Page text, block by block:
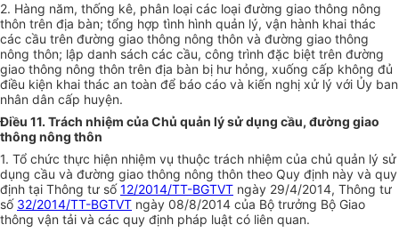
2. Hàng năm, thống kê, phân loại các loại đường giao thông nông
thôn trên địa bàn; tổng hợp tình hình quản lý, vận hành khai thác
các cầu trên đường giao thông nông thôn và đường giao thông
nông thôn; lập danh sách các cầu, công trình đặc biệt trên đường
giao thông nông thôn trên địa bàn bị hư hỏng, xuống cấp không đủ
điều kiện khai thác an toàn để báo cáo và kiến nghị xử lý với Ủy ban
nhân dân cấp huyện.
Điều 11. Trách nhiệm của Chủ quản lý sử dụng cầu, đường giao
thông nông thôn
1. Tổ chức thực hiện nhiệm vụ thuộc trách nhiệm của chủ quản lý sử
dụng cầu và đường giao thông nông thôn theo Quy định này và quy
định tại Thông tư số12/2014/TT-BGTVT ngày 29/4/2014, Thông tư
số 32/2014/TT-BGTVT ngày 08/8/2014 của Bộ trưởng Bộ Giao
thông vận tải và các quy định pháp luật có liên quan.